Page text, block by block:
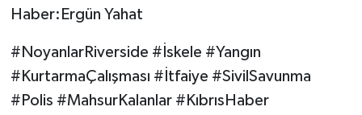
Haber:Ergün Yahat
#NoyanlarRiverside #İskele #Yangın
#KurtarmaÇalışması #İtfaiye #SivilSavunma
#Polis #MahsurKalanlar #KıbrısHaber